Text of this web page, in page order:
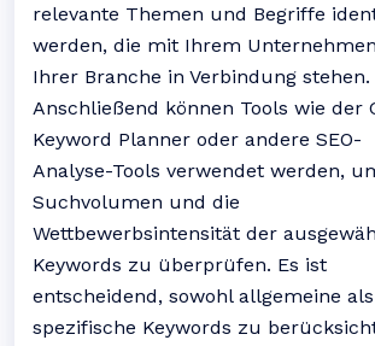
relevante Themen und Begriffe
werden, die mit Ihrem
Ihrer Branche in Verbindung stehen.
Anschließend können Tools wie der
Keyword Planner oder andere SEO-
Analyse-Tools verwendet werden,
Suchvolumen und die
Wettbewerbsintensität der
Keywords zu überprüfen. Es ist
entscheidend, sowohl allgemeine
spezifische Keywords zu